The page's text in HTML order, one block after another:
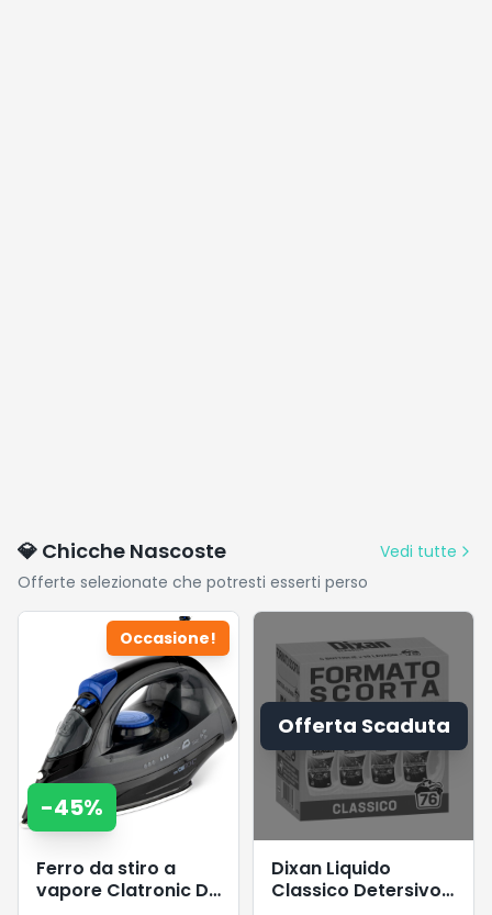
💎 Chicche Nascoste
Vedi tutte
Offerte selezionate che potresti esserti perso
Occasione!
-45%
Ferro da stiro a
vapore Clatronic DB
Offerta Scaduta
Dixan Liquido
Classico Detersivo